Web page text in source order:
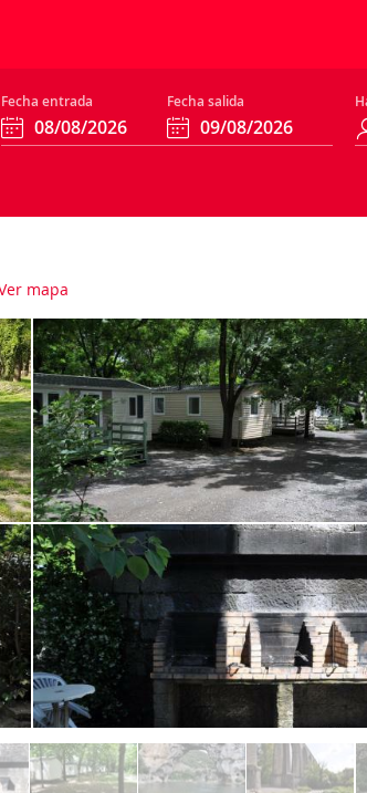
Fecha entrada Fecha salida
mapa